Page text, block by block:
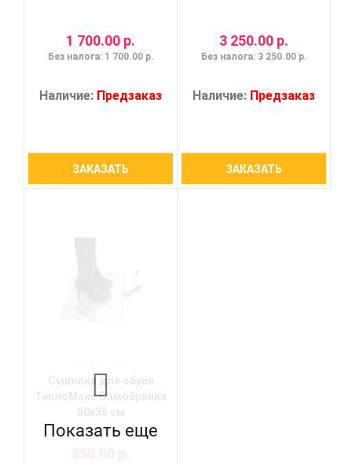
1 700.00 р.
Без налога: 1 700.00 р.
Наличие: Предзаказ
ЗАКАЗАТЬ
3 250.00 р.
Без налога: 3 250.00 р.
Наличие: Предзаказ
ЗАКАЗАТЬ
ТеплоМакс Самобранка
Показать еще